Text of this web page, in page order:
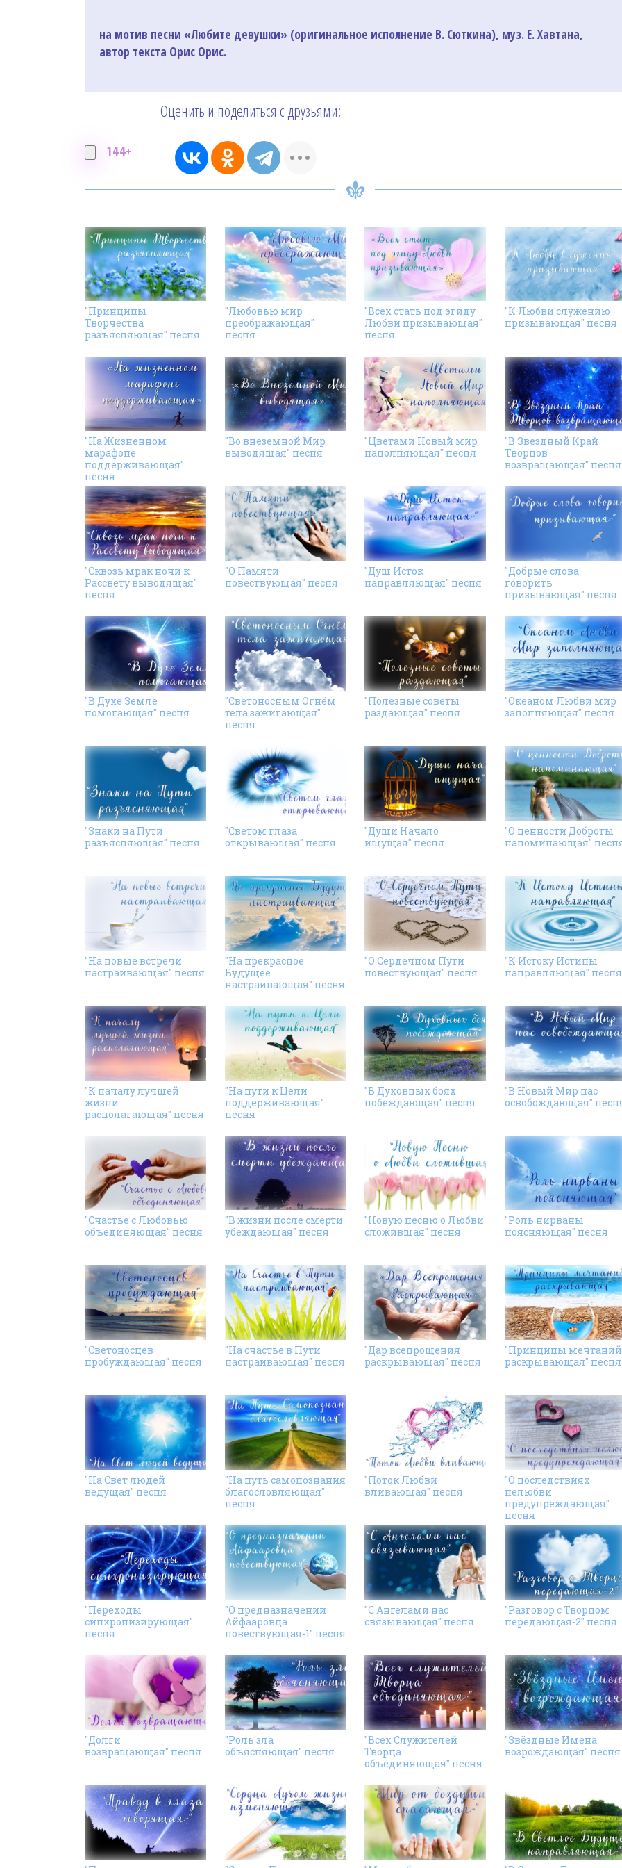
на мотив песни «Любите девушки» (оригинальное исполнение В. Сюткина), муз. Е. Хавтана,
автор текста Орис Орис.
144+
Оценить и поделиться с друзьями:
"Принципы
Творчества
разъясняющая" песня
"Любовью мир
преображающая"
песня
"Всех стать под эгиду
Любви призывающая"
песня
"К Любви служению
призывающая" песня
"На Жизненном
марафоне
поддерживающая"
песня
"Во внеземной Мир
выводящая" песня
"Цветами Новый мир
наполняющая" песня
"В Звездный Край
Творцов
возвращающая" песня
"Сквозь мрак ночи к
Рассвету выводящая"
песня
"О Памяти
повествующая" песня
"Душ Исток
направляющая" песня
"Добрые слова
говорить
призывающая" песня
"В Духе Земле
помогающая" песня
"Светоносным Огнём
тела зажигающая"
песня
"Полезные советы
раздающая" песня
"Океаном Любви мир
заполняющая" песня
"Знаки на Пути
разъясняющая" песня
"Светом глаза
открывающая" песня
"Души Начало
ищущая" песня
"О ценности Доброты
напоминающая"
"На новые встречи
настраивающая" песня
"На прекрасное
Будущее
настраивающая" песня
"О Сердечном Пути
повествующая" песня
"К Истоку Истины
направляющая" песня
"К началу лучшей
жизни
располагающая" песня
"На пути к Цели
поддерживающая"
песня
"В Духовных боях
побеждающая" песня
"В Новый Мир нас
освобождающая"
"Счастье с Любовью
объединяющая" песня
"В жизни после смерти
убеждающая" песня
"Новую песню о Любви
сложившая" песня
"Роль нирваны
поясняющая" песня
"Светоносцев
пробуждающая" песня
"На счастье в Пути
настраивающая" песня
"Дар всепрощения
раскрывающая" песня
"Принципы мечтаний
раскрывающая" песня
"На Свет людей
ведущая" песня
"На путь самопознания
благословляющая"
песня
"Поток Любви
вливающая" песня
"О последствиях
нелюбви
предупреждающая"
песня
"Переходы
синхронизирующая"
песня
"О предназначении
Айфааровца
повествующая-1" песня
"С Ангелами нас
связывающая" песня
"Разговор с Творцом
передающая-2" песня
"Долги
возвращающая" песня
"Роль зла
объясняющая" песня
"Всех Cлужителей
Творца
объединяющая" песня
"Звёздные Имена
возрождающая" песня